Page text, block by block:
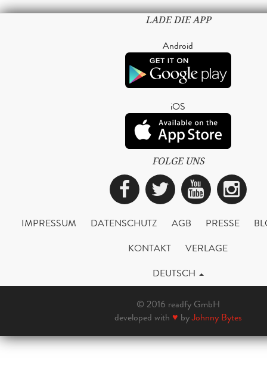
LADE DIE APP
Android
iOS
FOLGE UNS
Facebook
Twitter
IMPRESSUM DATENSCHUTZ AGB PRESSE
KONTAKT
VERLAGE
DEUTSCH
© 2016 readfy GmbH
developed with ♥ byJohnny Bytes